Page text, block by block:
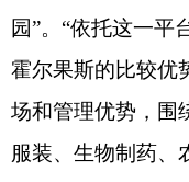
园”。“依托这一平
霍尔果斯的比较优
场和管理优势，围
服装、生物制药、